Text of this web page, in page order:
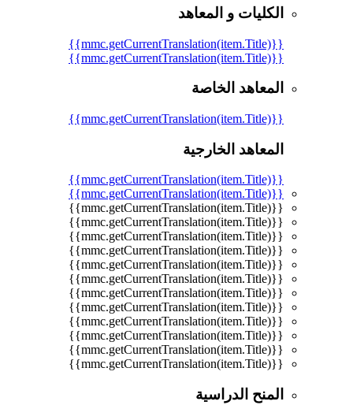
الكليات و المعاهد
{{mmc.getCurrentTranslation(item.Title)}}
{{mmc.getCurrentTranslation(item.Title)}}
المعاهد الخاصة
{{mmc.getCurrentTranslation(item.Title)}}
المعاهد الخارجية
{{mmc.getCurrentTranslation(item.Title)}}
{{mmc.getCurrentTranslation(item.Title)}}
{{mmc.getCurrentTranslation(item.Title)}}
{{mmc.getCurrentTranslation(item.Title)}}
{{mmc.getCurrentTranslation(item.Title)}}
{{mmc.getCurrentTranslation(item.Title)}}
{{mmc.getCurrentTranslation(item.Title)}}
{{mmc.getCurrentTranslation(item.Title)}}
{{mmc.getCurrentTranslation(item.Title)}}
{{mmc.getCurrentTranslation(item.Title)}}
{{mmc.getCurrentTranslation(item.Title)}}
{{mmc.getCurrentTranslation(item.Title)}}
{{mmc.getCurrentTranslation(item.Title)}}
{{mmc.getCurrentTranslation(item.Title)}}
المنح الدراسية